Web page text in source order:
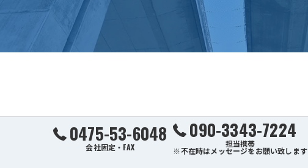
0475-53-6048
会社固定・FAX
090-3343-7224
担当携帯
※不在時はメッセージをお願い致します